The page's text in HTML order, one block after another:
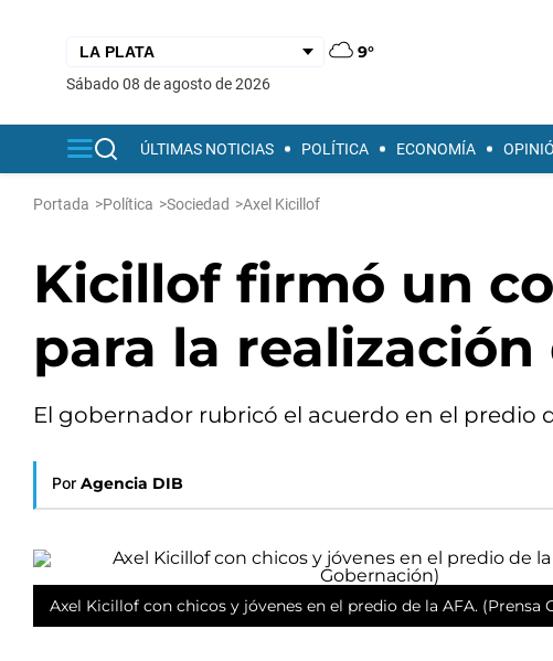
9°
sábado 08 de agosto de 2026
ÚLTIMAS NOTICIAS POLÍTICA ECONOMÍA
Portada >Política >Sociedad >Axel Kicillof
Kicillof firmó un
para la
El gobernador rubricó el acuerdo en el predio
Por Agencia DIB
Axel Kicillof con chicos y jóvenes en el predio de la AFA. (Prensa